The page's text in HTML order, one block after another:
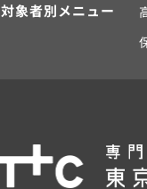
対象者別メニュー